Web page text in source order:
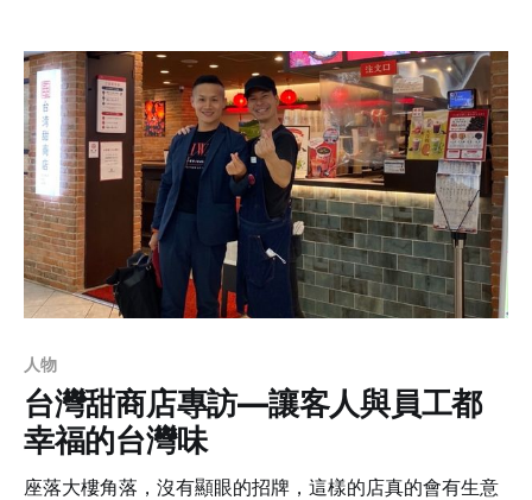
人物
台灣甜商店專訪—讓客人與員工都
幸福的台灣味
座落大樓角落，沒有顯眼的招牌，這樣的店真的會有生意